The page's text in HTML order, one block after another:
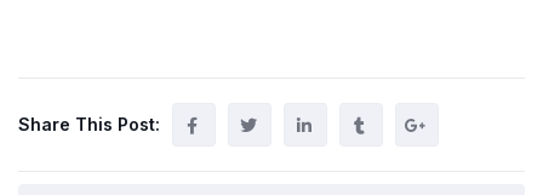
Share This Post: